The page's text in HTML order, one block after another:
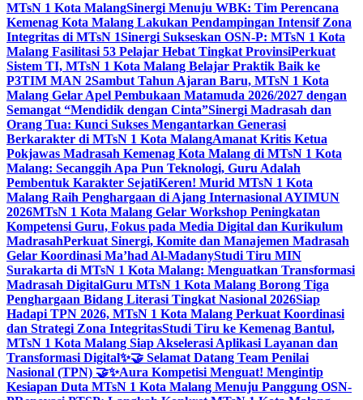
MTsN 1 Kota MalangSinergi Menuju WBK: Tim Perencana
Kemenag Kota Malang Lakukan Pendampingan Intensif Zona
Integritas di MTsN 1Sinergi Sukseskan OSN-P: MTsN 1 Kota
Malang Fasilitasi 53 Pelajar Hebat Tingkat ProvinsiPerkuat
Sistem TI, MTsN 1 Kota Malang Belajar Praktik Baik ke
P3TIM MAN 2Sambut Tahun Ajaran Baru, MTsN 1 Kota
Malang Gelar Apel Pembukaan Matamuda 2026/2027 dengan
Semangat “Mendidik dengan Cinta”Sinergi Madrasah dan
Orang Tua: Kunci Sukses Mengantarkan Generasi
Berkarakter di MTsN 1 Kota MalangAmanat Kritis Ketua
Pokjawas Madrasah Kemenag Kota Malang di MTsN 1 Kota
Malang: Secanggih Apa Pun Teknologi, Guru Adalah
Pembentuk Karakter SejatiKeren! Murid MTsN 1 Kota
Malang Raih Penghargaan di Ajang Internasional AYIMUN
2026MTsN 1 Kota Malang Gelar Workshop Peningkatan
Kompetensi Guru, Fokus pada Media Digital dan Kurikulum
MadrasahPerkuat Sinergi, Komite dan Manajemen Madrasah
Gelar Koordinasi Ma’had Al-MadanyStudi Tiru MIN
Surakarta di MTsN 1 Kota Malang: Menguatkan Transformasi
Madrasah DigitalGuru MTsN 1 Kota Malang Borong Tiga
Penghargaan Bidang Literasi Tingkat Nasional 2026Siap
Hadapi TPN 2026, MTsN 1 Kota Malang Perkuat Koordinasi
dan Strategi Zona IntegritasStudi Tiru ke Kemenag Bantul,
MTsN 1 Kota Malang Siap Akselerasi Aplikasi Layanan dan
Transformasi Digital✨🤝 Selamat Datang Team Penilai
Nasional (TPN) 🤝✨Aura Kompetisi Menguat! Mengintip
Kesiapan Duta MTsN 1 Kota Malang Menuju Panggung OSN-